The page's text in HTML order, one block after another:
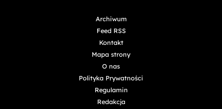
Archiwum
Feed RSS
Kontakt
Mapa strony
O nas
Polityka Prywatności
Regulamin
Redakcja